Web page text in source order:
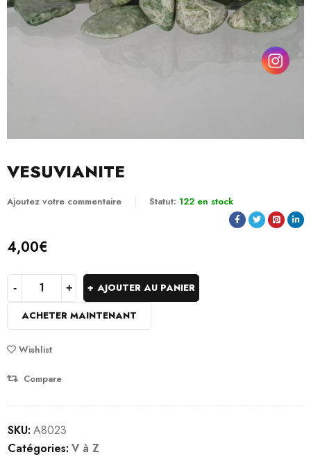
VESUVIANITE
Ajoutez votre commentaire Statut: 122 en stock
4,00€
AJOUTER AU PANIER
ACHETER MAINTENANT
Wishlist
Compare
SKU: A8023
Catégories: V à Z